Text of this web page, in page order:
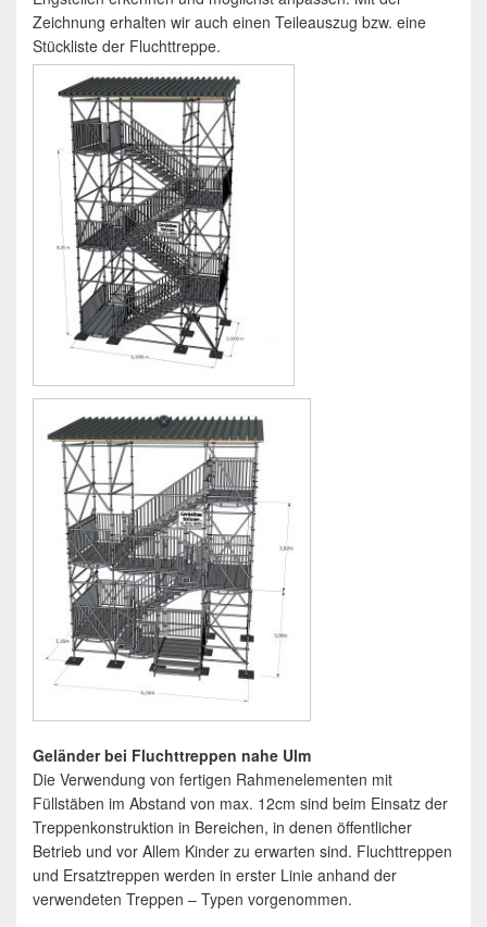
Zeichnung erhalten wir auch einen Teileauszug bzw. eine
Stückliste der Fluchttreppe.
Geländer bei Fluchttreppen nahe Ulm
Die Verwendung von fertigen Rahmenelementen mit
Füllstäben im Abstand von max. 12cm sind beim Einsatz der
Treppenkonstruktion in Bereichen, in denen öffentlicher
Betrieb und vor Allem Kinder zu erwarten sind. Fluchttreppen
und Ersatztreppen werden in erster Linie anhand der
verwendeten Treppen – Typen vorgenommen.